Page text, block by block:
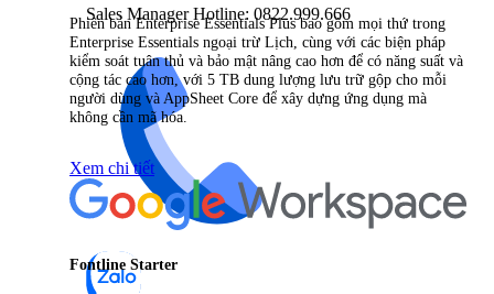
Sales Manager Hotline: 0822.999.666
Phiên bản Enterprise Essentials Plus bao gồm mọi thứ trong
Enterprise Essentials ngoại trừ Lịch, cùng với các biện pháp
kiểm soát tuân thủ và bảo mật nâng cao hơn để có năng suất và
cộng tác cao hơn, với 5 TB dung lượng lưu trữ gộp cho mỗi
người dùng và AppSheet Core để xây dựng ứng dụng mà
không cần mã hóa.
Xem chi tiết
Fontline Starter